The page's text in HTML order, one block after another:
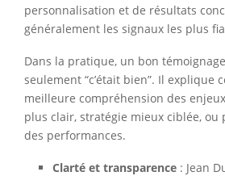
personnalisation et de résultats
généralement les signaux les plus
Dans la pratique, un bon
seulement “c’était bien”. Il explique
meilleure compréhension des
plus clair, stratégie mieux ciblée, ou
des performances.
Clarté et transparence : Jean